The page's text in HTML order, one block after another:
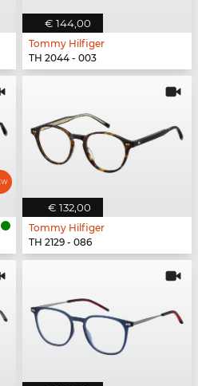
€ 144,00
Tommy Hilfiger
TH 2044 - 003
€ 132,00
Tommy Hilfiger
TH 2129 - 086